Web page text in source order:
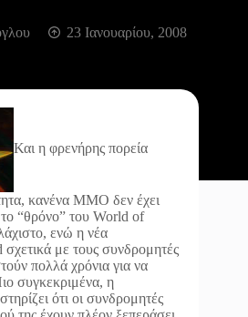
23 Ιανουαρίου, 2008
Και η φρενήρης πορεία
κανένα MMO δεν έχει
“θρόνο” του World of
ενώ η νέα
με τους συνδρομητές
πολλά χρόνια για να
συγκεκριμένα, η
ότι οι συνδρομητές